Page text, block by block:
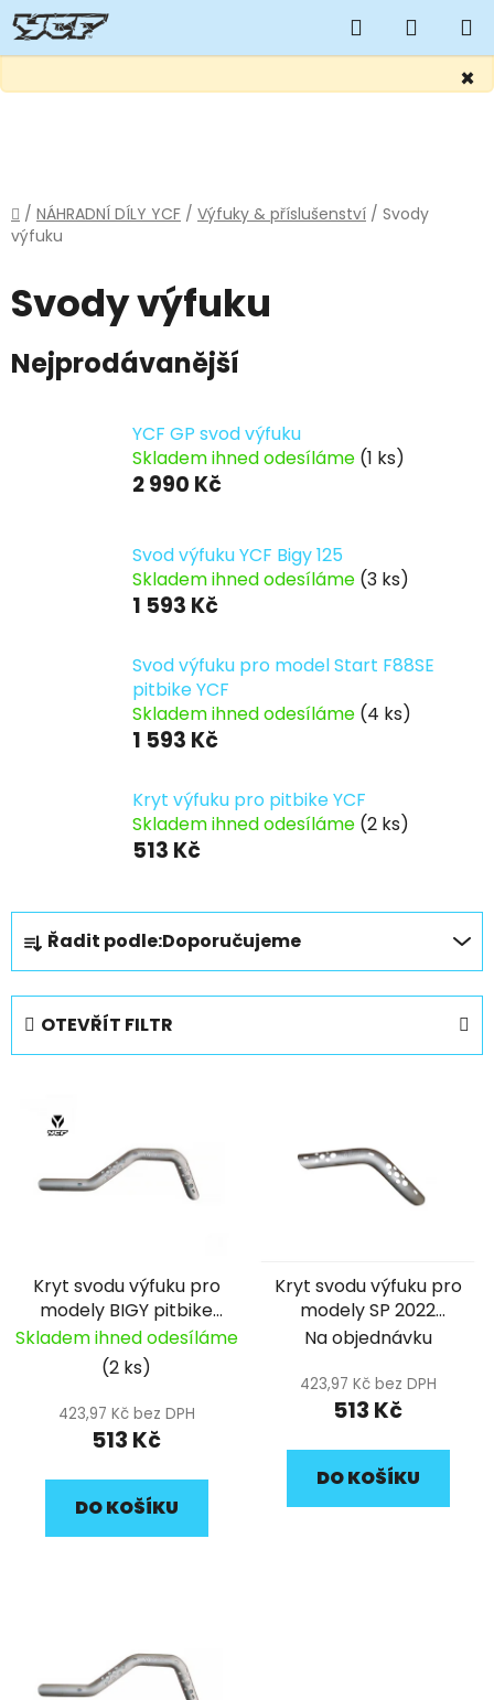
×
Hledat
KOŠÍK
Domů
/ NÁHRADNÍ DÍLY YCF / Výfuky & příslušenství / Svody
výfuku
Svody výfuku
Nejprodávanější
YCF GP svod výfuku
Skladem ihned odesíláme (1 ks)
2 990 Kč
Svod výfuku YCF Bigy 125
Skladem ihned odesíláme (3 ks)
1 593 Kč
Svod výfuku pro model Start F88SE
pitbike YCF
Skladem ihned odesíláme (4 ks)
1 593 Kč
Kryt výfuku pro pitbike YCF
Skladem ihned odesíláme (2 ks)
513 Kč
Ř
a
z
e
n
í
Řadit podle:Doporučujeme
OTEVŘÍT FILTR
d
u
Kryt svodu výfuku pro
modely BIGY pitbike
YCF
Skladem ihned odesíláme
(2 ks)
423,97 Kč bez DPH
513 Kč
DO KOŠÍKU
Kryt svodu výfuku pro
modely SP 2022
pitbike YCF
Na objednávku
423,97 Kč bez DPH
513 Kč
DO KOŠÍKU